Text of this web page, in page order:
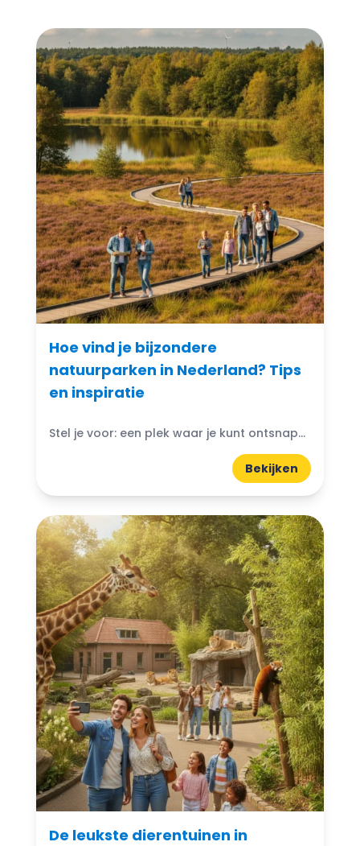
Hoe vind je bijzondere
natuurparken in Nederland? Tips
en inspiratie
Stel je voor: een plek waar je kunt ontsnappen aan de drukte van het dagelijks leven en je onderdompelen in de schoonheid van de natuur. Bijzondere natuurparken in Nederland bieden...
Bekijken
De leukste dierentuinen in